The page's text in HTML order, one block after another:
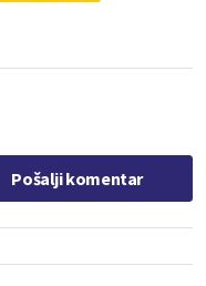
Pošalji komentar